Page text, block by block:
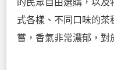
式各樣、不同口味的茶
嘗，香氣非常濃郁，對